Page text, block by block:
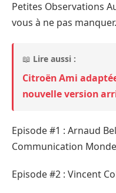
Petites Observations
vous à ne pas manquer.
📖 Lire aussi :
Citroën Ami
nouvelle version
Episode #1 : Arnaud
Communication
Episode #2 : Vincent